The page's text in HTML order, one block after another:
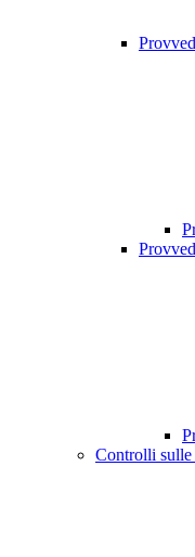
Controlli sulle